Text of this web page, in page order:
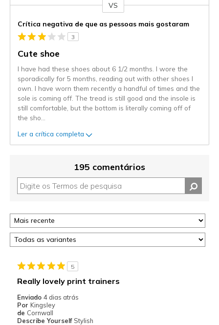
VS
Crítica negativa de que as pessoas mais gostaram
3
Cute shoe
I have had these shoes about 6 1/2 months. I wore the
sporadically for 5 months, reading out with other shoes I
own. I have worn them recently a handful of times and the
sole is coming off. The tread is still good and the insole is
still comfortable, but the bottom is literally coming off of
the sho
Ler a crítica completa
195 comentários
5
Really lovely print trainers
Enviado 4 dias atrás
Por Kingsley
de Cornwall
Describe Yourself Stylish